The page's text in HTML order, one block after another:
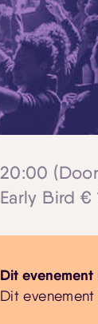
20:00
Early Bird
Dit
Dit